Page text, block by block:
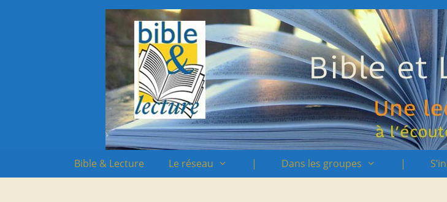
Bible & Lecture Le réseau | Dans les groupes |